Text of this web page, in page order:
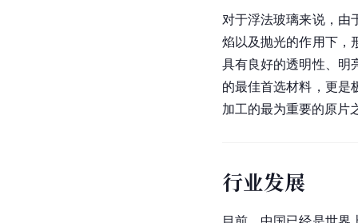
对于浮法玻璃来说，由
焰以及抛光的作用下，
具有良好的透明性、明
的最佳首选材料，更是
加工的最为重要的原片
行业发展